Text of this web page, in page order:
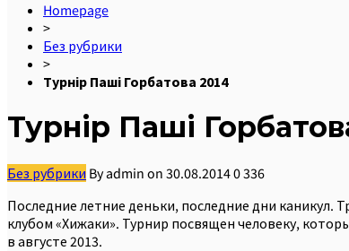
Homepage
>
Без рубрики
>
Турнір Паші Горбатова 2014
Турнір Паші
Без рубрики Byadmin on 30.08.20140336
Последние летние деньки, последние дни каникул.
клубом «Хижаки». Турнир посвящен человеку,
в августе 2013.